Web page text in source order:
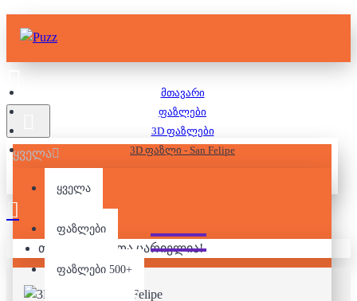
ყველა
ყველა
ფაზლები
ფაზლები 500+
თქვენი კალათა ცარიელია!
მთავარი
ფაზლები
3D ფაზლები
3D ფაზლი - San Felipe
3D ᲤᲐᲖᲚᲘ - SAN FELIPE